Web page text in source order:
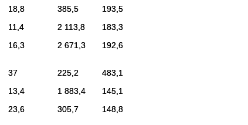
18,8 385,5
193,5
11,4 2 113,8
183,3
16,3 2 671,3 192,6
37 225,2
483,1
13,4 1 883,4
145,1
23,6 305,7 148,8